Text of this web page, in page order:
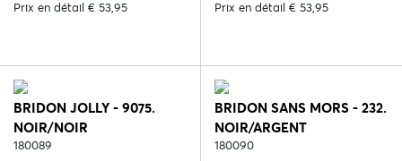
Prix en détail € 53,95 Prix en détail € 53,95
BRIDON JOLLY - 9075.
NOIR/NOIR
180089
BRIDON SANS MORS - 232.
NOIR/ARGENT
180090